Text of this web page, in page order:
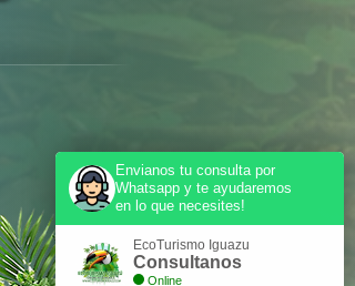
Envianos tu consulta por
Whatsapp y te ayudaremos
en lo que necesites!
EcoTurismo Iguazu
Consultanos
Online